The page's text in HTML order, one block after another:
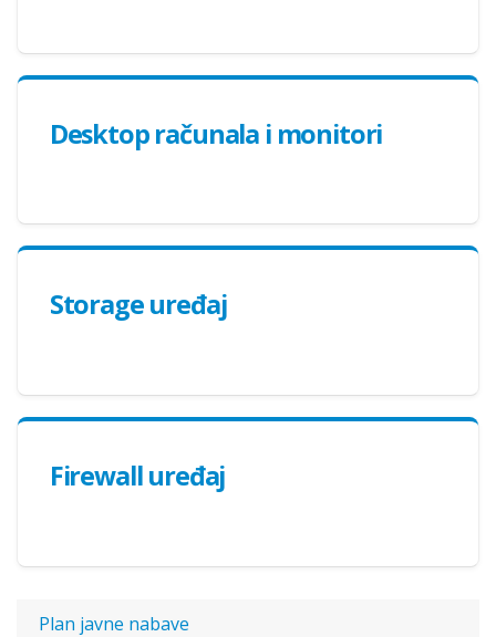
Desktop računala i monitori
Storage uređaj
Firewall uređaj
Plan javne nabave